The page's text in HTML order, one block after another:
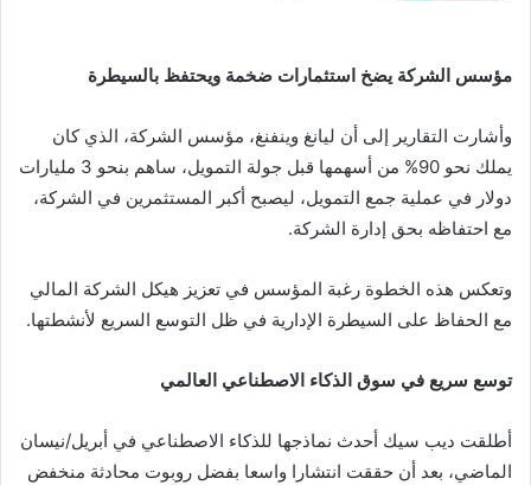
مؤسس الشركة يضخ استثمارات ضخمة ويحتفظ بالسيطرة
وأشارت التقارير إلى أن ليانغ وينفنغ، مؤسس الشركة، الذي كان
يملك نحو 90% من أسهمها قبل جولة التمويل، ساهم بنحو 3 مليارات
دولار في عملية جمع التمويل، ليصبح أكبر المستثمرين في الشركة،
مع احتفاظه بحق إدارة الشركة.
وتعكس هذه الخطوة رغبة المؤسس في تعزيز هيكل الشركة المالي
مع الحفاظ على السيطرة الإدارية في ظل التوسع السريع لأنشطتها.
توسع سريع في سوق الذكاء الاصطناعي العالمي
أطلقت ديب سيك أحدث نماذجها للذكاء الاصطناعي في أبريل/نيسان
الماضي، بعد أن حققت انتشارا واسعا بفضل روبوت محادثة منخفض